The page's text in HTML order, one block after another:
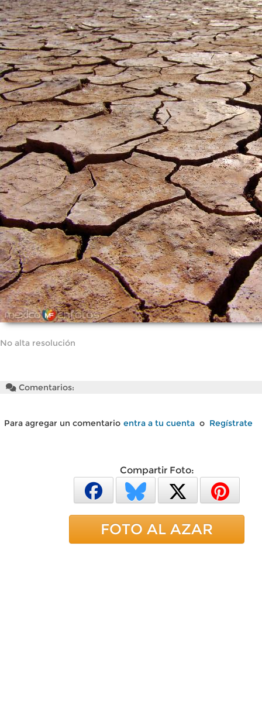
No alta resolución
Comentarios:
Para agregar un comentario entra a tu cuenta o Regístrate
Compartir Foto:
FOTO AL AZAR